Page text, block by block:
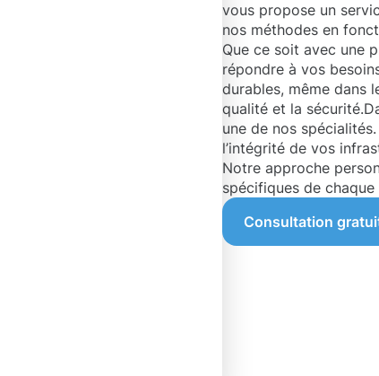
vous propose un
nos méthodes en
Que ce soit avec une
répondre à vos
durables, même dans
qualité et la
une de nos
l’intégrité de vos
Notre approche
spécifiques de
Consultation